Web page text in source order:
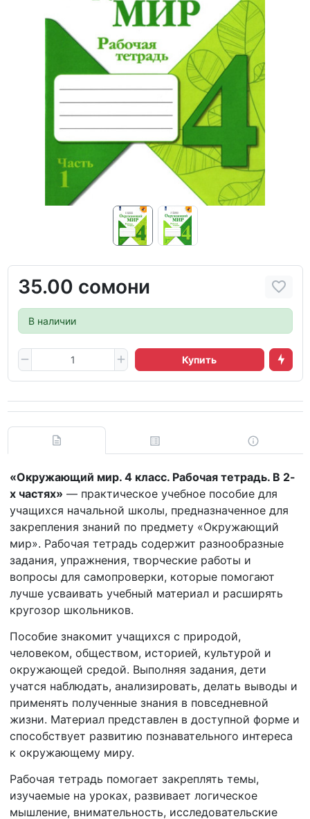
35.00 сомони
В наличии
Купить
«Окружающий мир. 4 класс. Рабочая тетрадь. В 2-
х частях» — практическое учебное пособие для
учащихся начальной школы, предназначенное для
закрепления знаний по предмету «Окружающий
мир». Рабочая тетрадь содержит разнообразные
задания, упражнения, творческие работы и
вопросы для самопроверки, которые помогают
лучше усваивать учебный материал и расширять
кругозор школьников.
Пособие знакомит учащихся с природой,
человеком, обществом, историей, культурой и
окружающей средой. Выполняя задания, дети
учатся наблюдать, анализировать, делать выводы и
применять полученные знания в повседневной
жизни. Материал представлен в доступной форме и
способствует развитию познавательного интереса
к окружающему миру.
Рабочая тетрадь помогает закреплять темы,
изучаемые на уроках, развивает логическое
мышление, внимательность, исследовательские